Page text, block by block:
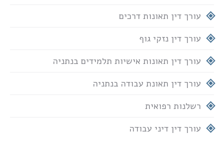
עורך דין תאונות דרכים
עורך דין נזקי גוף
עורך דין תאונות אישיות תלמידים בנתניה
עורך דין תאונת עבודה בנתניה
רשלנות רפואית
עורך דין דיני עבודה